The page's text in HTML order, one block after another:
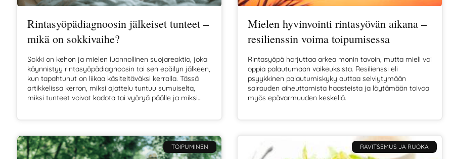
Rintasyöpädiagnoosin jälkeiset tunteet –
mikä on sokkivaihe?
Sokki on kehon ja mielen luonnollinen suojareaktio, joka
käynnistyy rintasyöpädiagnoosin tai sen epäilyn jälkeen,
kun tapahtunut on liikaa käsiteltäväksi kerralla. Tässä
artikkelissa kerron, miksi ajattelu tuntuu sumuiselta,
miksi tunteet voivat kadota tai vyöryä päälle ja miksi
Mielen hyvinvointi rintasyövän aikana –
resilienssin voima toipumisessa
Rintasyöpä horjuttaa arkea monin tavoin, mutta mieli voi
oppia palautumaan vaikeuksista. Resilienssi eli
psyykkinen palautumiskyky auttaa selviytymään
sairauden aiheuttamista haasteista ja löytämään toivoa
myös epävarmuuden keskellä.
TOIPUMINEN RAVITSEMUS JA RUOKA